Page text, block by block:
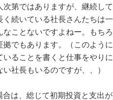
第ではありますが、継続し
続いている社長さんたちは
ことないですよねー。もち
でもあります。（このよう
ることを書くと仕事をやり
社長もいるのですが、、）
は、総じて初期投資と支出